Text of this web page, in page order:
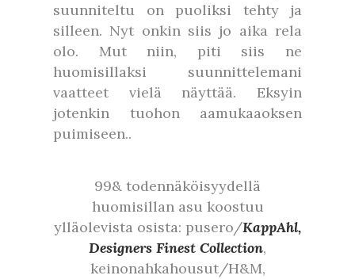
suunniteltu on puoliksi tehty ja
silleen. Nyt onkin siis jo aika rela
olo. Mut niin, piti siis ne
huomisillaksi suunnittelemani
vaatteet vielä näyttää. Eksyin
jotenkin tuohon aamukaaoksen
puimiseen..
99& todennäköisyydellä
huomisillan asu koostuu
ylläolevista osista: pusero/KappAhl,
Designers Finest Collection,
keinonahkahousut/H&M,